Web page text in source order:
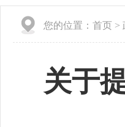
您的位置： 首页 >
关于